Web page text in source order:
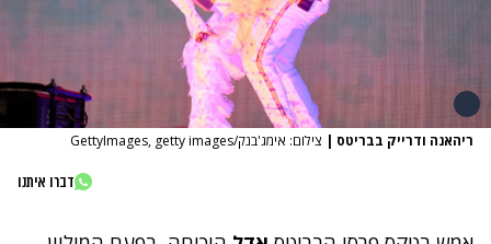
ודרייק בבריטס|צילום: אימג'בנק/GettyImages, getty images
דברו איתנו